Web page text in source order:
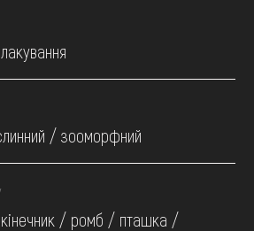
/ зооморфний
/ ромб / пташка /